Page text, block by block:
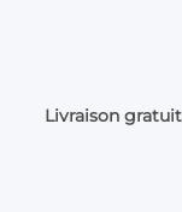
Livraison